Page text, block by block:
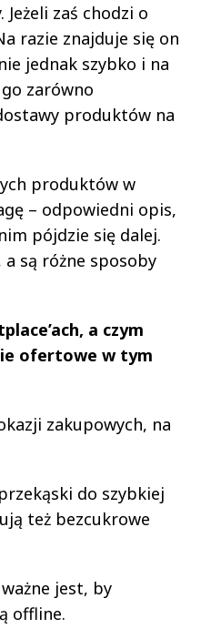
zaś chodzi o
razie znajduje się on
jednak szybko i na
zarówno
produktów na
produktów w
– odpowiedni opis,
pójdzie się dalej.
są różne sposoby
a czym
ofertowe w tym
zakupowych, na
do szybkiej
też bezcukrowe
jest, by
offline.